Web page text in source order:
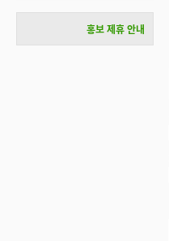
홍보 제휴 안내